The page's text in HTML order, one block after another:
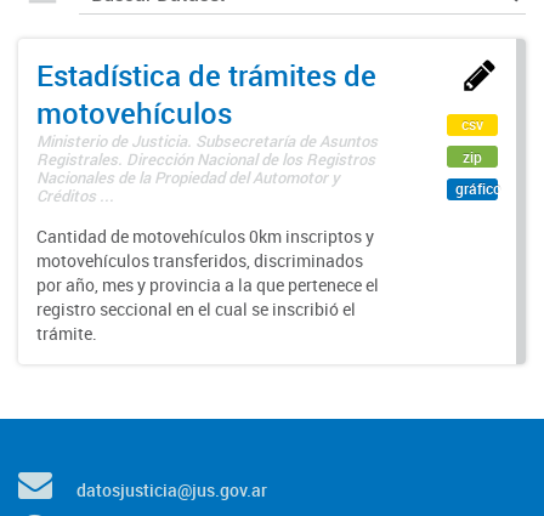
Estadística de trámites de
motovehículos
Ministerio de Justicia. Subsecretaría de Asuntos
Registrales. Dirección Nacional de los Registros
Nacionales de la Propiedad del Automotor y
Créditos ...
Cantidad de motovehículos 0km inscriptos y
motovehículos transferidos, discriminados
por año, mes y provincia a la que pertenece el
registro seccional en el cual se inscribió el
trámite.
csv
zip
gráfico
datosjusticia@jus.gov.ar